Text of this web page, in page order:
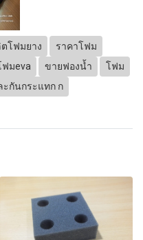
โฟมยาง
ราคาโฟม
ฟมeva ขายฟองน้ำ
โฟม
กันกระแทก ก